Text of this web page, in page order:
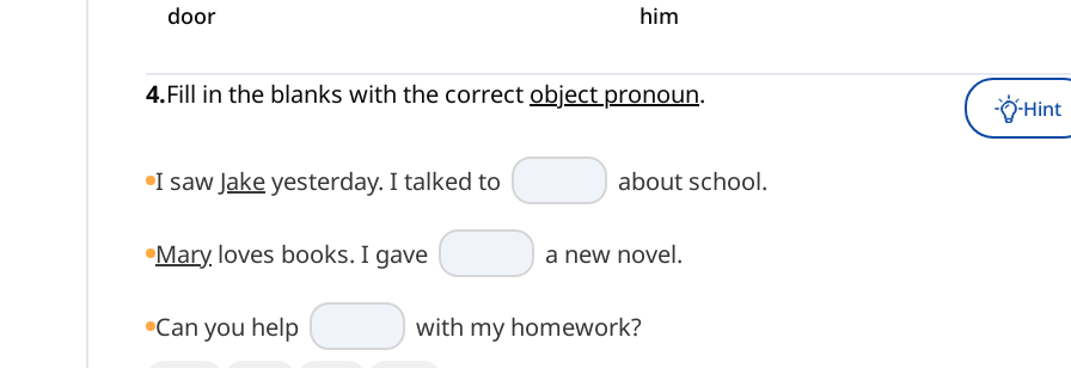
door
him
4.Fill in the blanks with the correct object pronoun. Hint
I saw Jakeyesterday. I talked to about school.
Mary loves books. I gave a new novel.
Can you help with my homework?